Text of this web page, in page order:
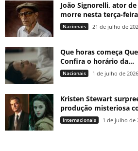
João Signorelli, ator
morre nesta terça-
Nacionais 21 de julho de
Que horas começa
Confira o horário da...
Nacionais 1 de julho de 2026
Kristen Stewart
produção misteriosa
Internacionais 1 de julho de